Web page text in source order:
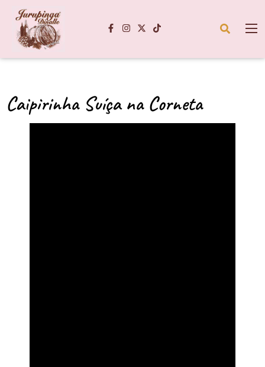
Caipirinha Suíça na Corneta